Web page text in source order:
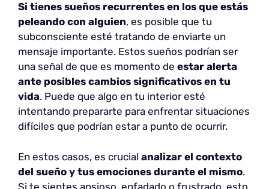
Si tienes sueños recurrentes en los que estás
peleando con alguien, es posible que tu
subconsciente esté tratando de enviarte un
mensaje importante. Estos sueños podrían ser
una señal de que es momento de estar alerta
ante posibles cambios significativos en tu
vida. Puede que algo en tu interior esté
intentando prepararte para enfrentar situaciones
difíciles que podrían estar a punto de ocurrir.
En estos casos, es crucial analizar el contexto
del sueño y tus emociones durante el mismo.
Si te sientes ansioso, enfadado o frustrado, esto